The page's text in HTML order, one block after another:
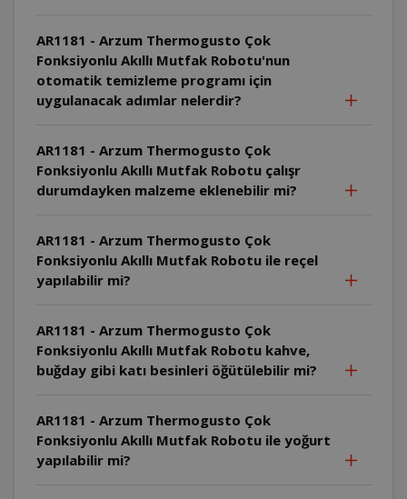
AR1181 - Arzum Thermogusto Çok
Fonksiyonlu Akıllı Mutfak Robotu'nun
otomatik temizleme programı için
uygulanacak adımlar nelerdir?
AR1181 - Arzum Thermogusto Çok
Fonksiyonlu Akıllı Mutfak Robotu çalışr
durumdayken malzeme eklenebilir mi?
AR1181 - Arzum Thermogusto Çok
Fonksiyonlu Akıllı Mutfak Robotu ile reçel
yapılabilir mi?
AR1181 - Arzum Thermogusto Çok
Fonksiyonlu Akıllı Mutfak Robotu kahve,
buğday gibi katı besinleri öğütülebilir mi?
AR1181 - Arzum Thermogusto Çok
Fonksiyonlu Akıllı Mutfak Robotu ile yoğurt
yapılabilir mi?